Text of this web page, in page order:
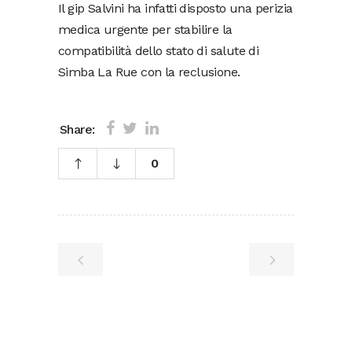
Il gip Salvini ha infatti disposto una perizia
medica urgente per stabilire la
compatibilità dello stato di salute di
Simba La Rue con la reclusione.
Share:
0